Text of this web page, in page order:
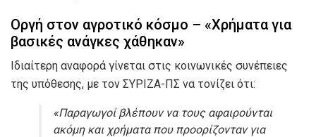
Οργή στον αγροτικό κόσμο – «Χρήματα για
βασικές ανάγκες χάθηκαν»
Ιδιαίτερη αναφορά γίνεται στις κοινωνικές συνέπειες
της υπόθεσης, με τον ΣΥΡΙΖΑ-ΠΣ να τονίζει ότι:
«Παραγωγοί βλέπουν να τους αφαιρούνται
ακόμη και χρήματα που προορίζονταν για